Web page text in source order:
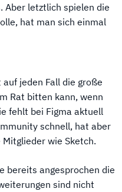
Aber letztlich spielen die
hat man sich einmal
jeden Fall die große
Rat bitten kann, wenn
fehlt bei Figma aktuell
schnell, hat aber
wie Sketch.
bereits angesprochen die
sind nicht